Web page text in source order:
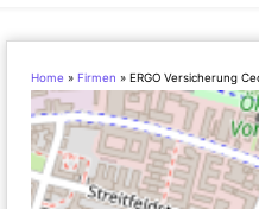
Home » Firmen » ERGO Versicherung